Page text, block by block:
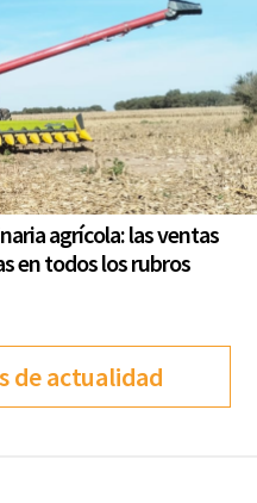
agrícola: las ventas
en todos los rubros
de actualidad